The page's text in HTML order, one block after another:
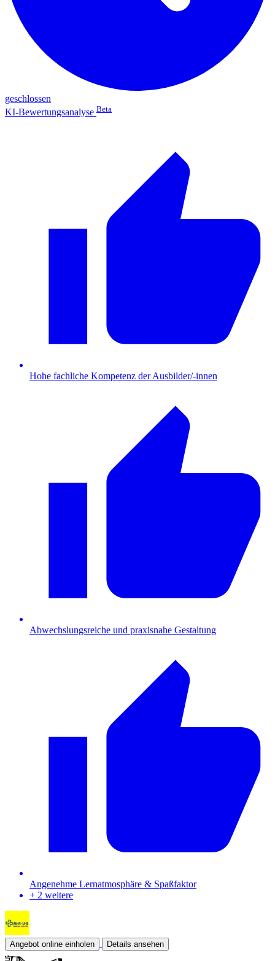
geschlossen
KI-Bewertungsanalyse Beta
Hohe fachliche Kompetenz der Ausbilder/-innen
Abwechslungsreiche und praxisnahe Gestaltung
Angenehme Lernatmosphäre & Spaßfaktor
+ 2 weitere
Angebot online einholen Details ansehen